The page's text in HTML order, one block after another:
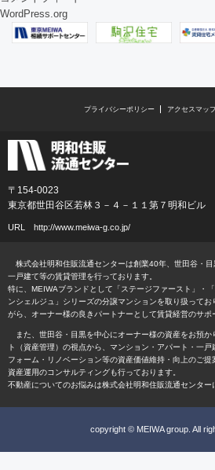
WordPress.org
プライバシーポリシー アクセスマッ
〒154-0023
東京都世田谷区若林３－４－１１第７明和ビル
URL http://www.meiwa-g.co.jp/
株式会社明和住販流通センターは創業40年、世田谷・目
一戸建て等の賃貸管理を行っております。
特に、MEIWAブランドとして「ステージファースト」・
ンシェルジュ」シリーズの分譲マンションを取り扱って
がら、オーナー様の良きパートナーとして賃貸経営のサポ
また、世田谷・目黒を中心にオーナー様の資産をお預か
ト（資産管理）の視点から、マンション・アパート・一
フォーム・リノベーション等の資産価値維持・向上のご
資産運用のコンサルティングも行っております。
不動産についてのお悩みは株式会社明和住販流通センター
copyright © MEIWA group. All